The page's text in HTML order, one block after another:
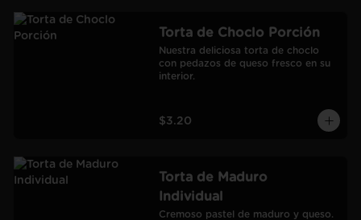
Torta de Choclo Porción
Nuestra deliciosa torta de choclo
con pedazos de queso fresco en su
interior.
$3.20
Torta de Maduro
Individual
Cremoso pastel de maduro y queso.